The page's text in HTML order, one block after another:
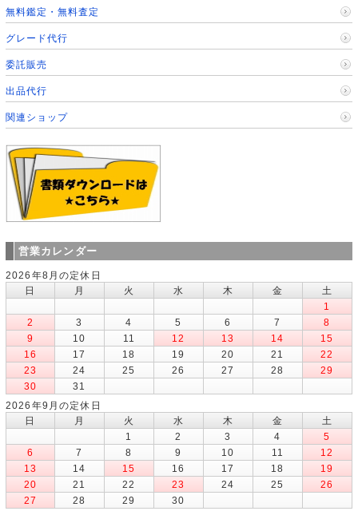
無料鑑定・無料査定
グレード代行
委託販売
出品代行
関連ショップ
営業カレンダー
2026年8月の定休日
日
月 火 水 木 金
土
1
2
3 4 5 6 7
8
9
10 11 12 13 14
15
16
17 18 19 20 21
22
23
24 25 26 27 28
29
30
31
2026年9月の定休日
日
月 火 水 木 金
土
1
2 3 4
5
6
7 8 9 10 11
12
13
14 15 16 17 18
19
20
21 22 23 24 25
26
27
28 29
30